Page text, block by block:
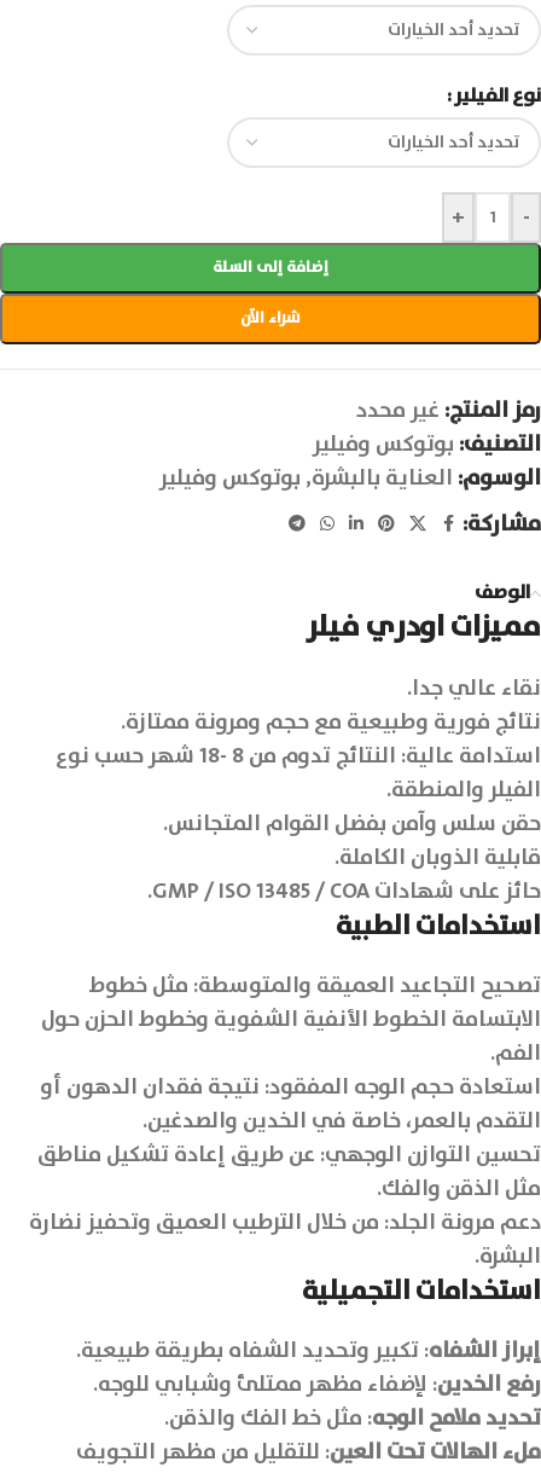
نوع الفيلير
-
+
إضافة إلى السلة
شراء الآن
رمز المنتج: غير محدد
التصنيف: بوتوكس وفيلير
الوسوم: العناية بالبشرة, بوتوكس وفيلير
مشاركة:
الوصف
مميزات اودري فيلر
نقاء عالي جدا.
نتائج فورية وطبيعية مع حجم ومرونة ممتازة.
استدامة عالية: النتائج تدوم من 8 -18 شهر حسب نوع
الفيلر والمنطقة.
حقن سلس وآمن بفضل القوام المتجانس.
قابلية الذوبان الكاملة.
حائز على شهادات GMP / ISO 13485 / COA.
استخدامات الطبية
تصحيح التجاعيد العميقة والمتوسطة: مثل خطوط
الابتسامة الخطوط الأنفية الشفوية وخطوط الحزن حول
الفم.
استعادة حجم الوجه المفقود: نتيجة فقدان الدهون أو
التقدم بالعمر، خاصة في الخدين والصدغين.
تحسين التوازن الوجهي: عن طريق إعادة تشكيل مناطق
مثل الذقن والفك.
دعم مرونة الجلد: من خلال الترطيب العميق وتحفيز نضارة
البشرة.
استخدامات التجميلية
إبراز الشفاه: تكبير وتحديد الشفاه بطريقة طبيعية.
رفع الخدين: لإضفاء مظهر ممتلئ وشبابي للوجه.
تحديد ملامح الوجه: مثل خط الفك والذقن.
ملء الهالات تحت العين: للتقليل من مظهر التجويف